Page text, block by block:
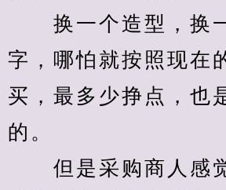
换一个造型，换
字，哪怕就按照现在
买，最多少挣点，也
的。
但是采购商人感